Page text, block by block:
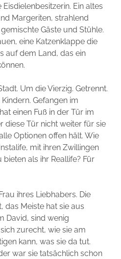
Ein altes
Margeriten, strahlend
Gäste und Stühle.
eine Katzenklappe die
auf dem Land, das ein
Um die Vierzig. Getrennt.
Gefangen im
einen Fuß in der Tür im
diese Tür nicht weiter für sie
Optionen offen hält. Wie
mit ihren Zwillingen
als ihr Reallife? Für
ihres Liebhabers. Die
das Meiste hat sie aus
David, sind wenig
zurecht, wie sie am
kann, was sie da tut.
war sie tatsächlich schon